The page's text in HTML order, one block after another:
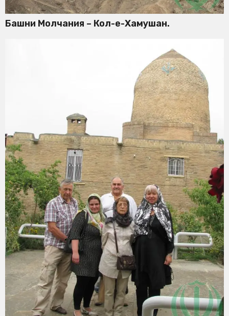
Башни Молчания – Кол-е-Хамушан.